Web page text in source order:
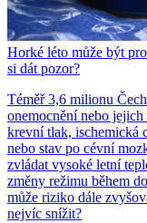
Horké léto může být
si dát pozor?
Téměř 3,6 milionu
onemocnění nebo
krevní tlak, ischemická
nebo stav po cévní
zvládat vysoké letní
změny režimu během
může riziko dále
nejvíc snížit?